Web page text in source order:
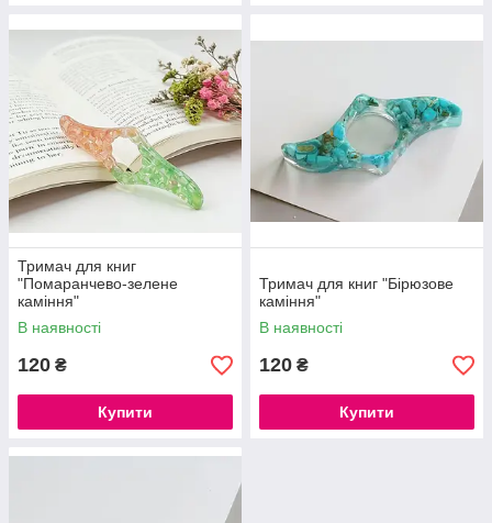
Тримач для книг
"Помаранчево-зелене
каміння"
В наявності
120 ₴
Купити
Тримач для книг "Бірюзове
каміння"
В наявності
120 ₴
Купити